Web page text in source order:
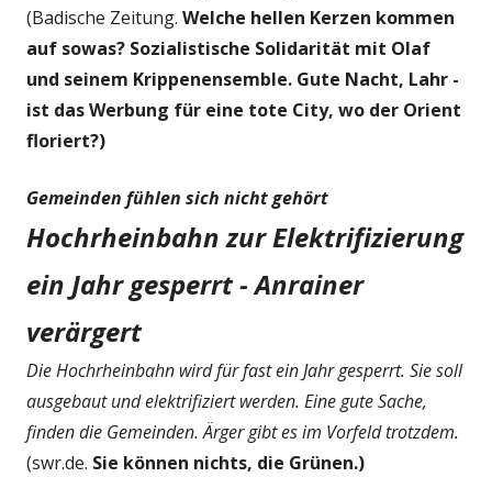
(Badische Zeitung. Welche hellen Kerzen kommen
auf sowas? Sozialistische Solidarität mit Olaf
und seinem Krippenensemble. Gute Nacht, Lahr -
ist das Werbung für eine tote City, wo der Orient
floriert?)
Gemeinden fühlen sich nicht gehört
Hochrheinbahn zur Elektrifizierung
ein Jahr gesperrt - Anrainer
verärgert
Die Hochrheinbahn wird für fast ein Jahr gesperrt. Sie soll
ausgebaut und elektrifiziert werden. Eine gute Sache,
finden die Gemeinden. Ärger gibt es im Vorfeld trotzdem.
(swr.de. Sie können nichts, die Grünen.)